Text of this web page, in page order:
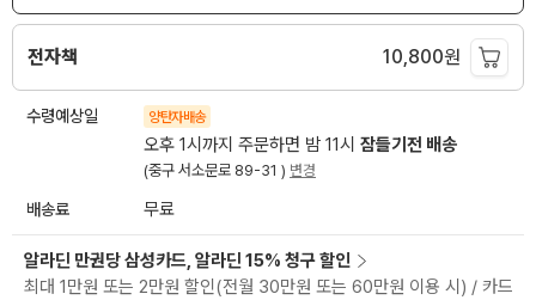
전자책 10,800원
수령예상일 양탄자배송
오후 1시까지 주문하면 밤 11시 잠들기전 배송
(중구 서소문로 89-31 ) 변경
배송료 무료
알라딘 만권당 삼성카드, 알라딘 15% 청구 할인
최대 1만원 또는 2만원 할인(전월 30만원 또는 60만원 이용 시) / 카드